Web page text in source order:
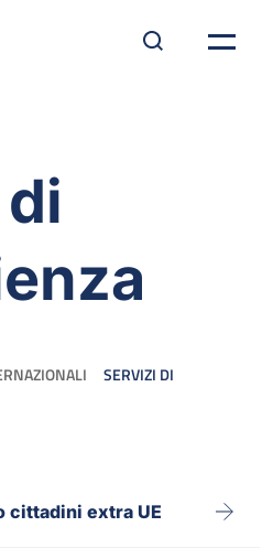
SERVIZI DI
cittadini extra UE